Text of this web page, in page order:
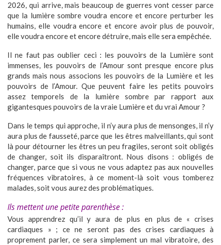
2026, qui arrive, mais beaucoup de guerres vont cesser parce
que la lumière sombre voudra encore et encore perturber les
humains, elle voudra encore et encore avoir plus de pouvoir,
elle voudra encore et encore détruire, mais elle sera empêchée.
Il ne faut pas oublier ceci : les pouvoirs de la Lumière sont
immenses, les pouvoirs de l’Amour sont presque encore plus
grands mais nous associons les pouvoirs de la Lumière et les
pouvoirs de l’Amour. Que peuvent faire les petits pouvoirs
assez temporels de la lumière sombre par rapport aux
gigantesques pouvoirs de la vraie Lumière et du vrai Amour ?
Dans le temps qui approche, il n’y aura plus de mensonges, il n’y
aura plus de fausseté, parce que les êtres malveillants, qui sont
là pour détourner les êtres un peu fragiles, seront soit obligés
de changer, soit ils disparaîtront. Nous disons : obligés de
changer, parce que si vous ne vous adaptez pas aux nouvelles
fréquences vibratoires, à ce moment-là soit vous tomberez
malades, soit vous aurez des problématiques.
Ils mettent une petite parenthèse :
Vous apprendrez qu’il y aura de plus en plus de « crises
cardiaques » ; ce ne seront pas des crises cardiaques à
proprement parler, ce sera simplement un mal vibratoire, des